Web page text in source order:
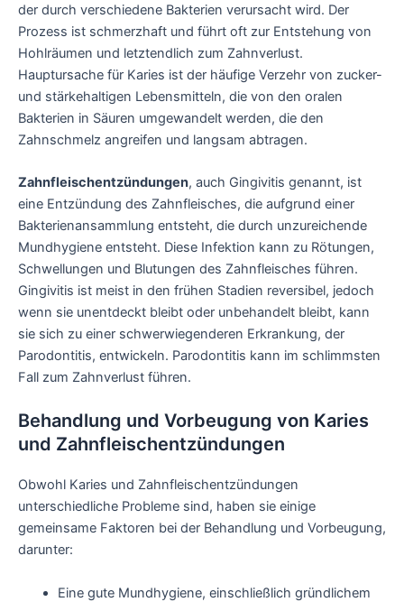
der durch verschiedene Bakterien verursacht wird. Der
Prozess ist schmerzhaft und führt oft zur Entstehung von
Hohlräumen und letztendlich zum Zahnverlust.
Hauptursache für Karies ist der häufige Verzehr von zucker-
und stärkehaltigen Lebensmitteln, die von den oralen
Bakterien in Säuren umgewandelt werden, die den
Zahnschmelz angreifen und langsam abtragen.
Zahnfleischentzündungen, auch Gingivitis genannt, ist
eine Entzündung des Zahnfleisches, die aufgrund einer
Bakterienansammlung entsteht, die durch unzureichende
Mundhygiene entsteht. Diese Infektion kann zu Rötungen,
Schwellungen und Blutungen des Zahnfleisches führen.
Gingivitis ist meist in den frühen Stadien reversibel, jedoch
wenn sie unentdeckt bleibt oder unbehandelt bleibt, kann
sie sich zu einer schwerwiegenderen Erkrankung, der
Parodontitis, entwickeln. Parodontitis kann im schlimmsten
Fall zum Zahnverlust führen.
Behandlung und Vorbeugung von Karies
und Zahnfleischentzündungen
Obwohl Karies und Zahnfleischentzündungen
unterschiedliche Probleme sind, haben sie einige
gemeinsame Faktoren bei der Behandlung und Vorbeugung,
darunter:
Eine gute Mundhygiene, einschließlich gründlichem